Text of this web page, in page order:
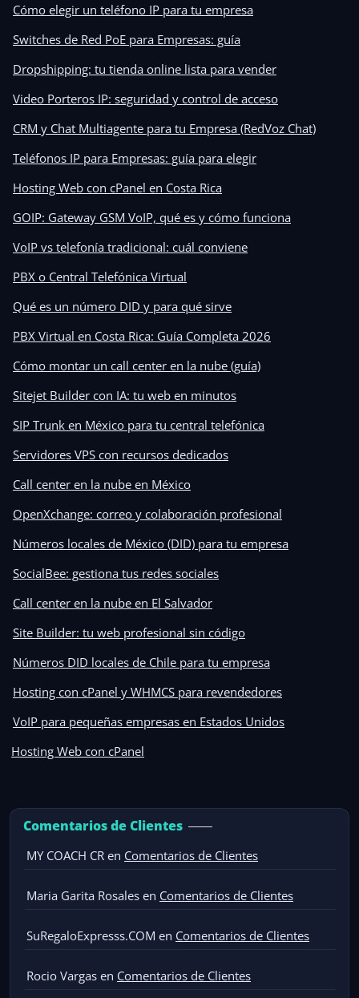
Cómo elegir un teléfono IP para tu empresa
Switches de Red PoE para Empresas: guía
Dropshipping: tu tienda online lista para vender
Video Porteros IP: seguridad y control de acceso
CRM y Chat Multiagente para tu Empresa (RedVoz Chat)
Teléfonos IP para Empresas: guía para elegir
Hosting Web con cPanel en Costa Rica
GOIP: Gateway GSM VoIP, qué es y cómo funciona
VoIP vs telefonía tradicional: cuál conviene
PBX o Central Telefónica Virtual
Qué es un número DID y para qué sirve
PBX Virtual en Costa Rica: Guía Completa 2026
Cómo montar un call center en la nube (guía)
Sitejet Builder con IA: tu web en minutos
SIP Trunk en México para tu central telefónica
Servidores VPS con recursos dedicados
Call center en la nube en México
OpenXchange: correo y colaboración profesional
Números locales de México (DID) para tu empresa
SocialBee: gestiona tus redes sociales
Call center en la nube en El Salvador
Site Builder: tu web profesional sin código
Números DID locales de Chile para tu empresa
Hosting con cPanel y WHMCS para revendedores
VoIP para pequeñas empresas en Estados Unidos
Hosting Web con cPanel
Comentarios de Clientes
MY COACH CR en Comentarios de Clientes
Maria Garita Rosales en Comentarios de Clientes
SuRegaloExpresss.COM en Comentarios de Clientes
Rocio Vargas en Comentarios de Clientes